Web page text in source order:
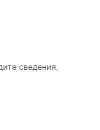
сведения,